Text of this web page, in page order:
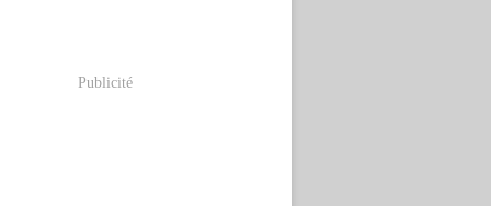
Publicité